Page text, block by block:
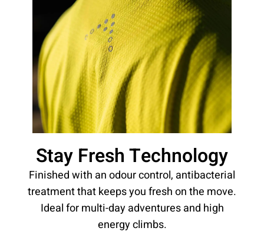
Stay Fresh Technology
Finished with an odour control, antibacterial
treatment that keeps you fresh on the move.
Ideal for multi-day adventures and high
energy climbs.